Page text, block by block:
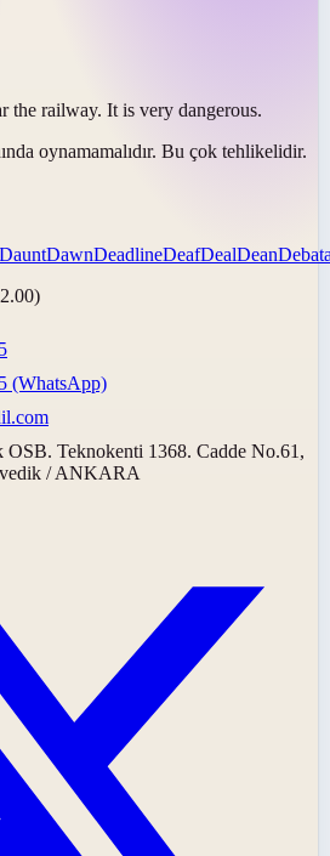
the railway. It is very dangerous.
oynamamalıdır. Bu çok tehlikelidir.
DauntDawnDeadlineDeafDealDean
(WhatsApp)
OSB. Teknokenti 1368. Cadde No.61,
/ ANKARA